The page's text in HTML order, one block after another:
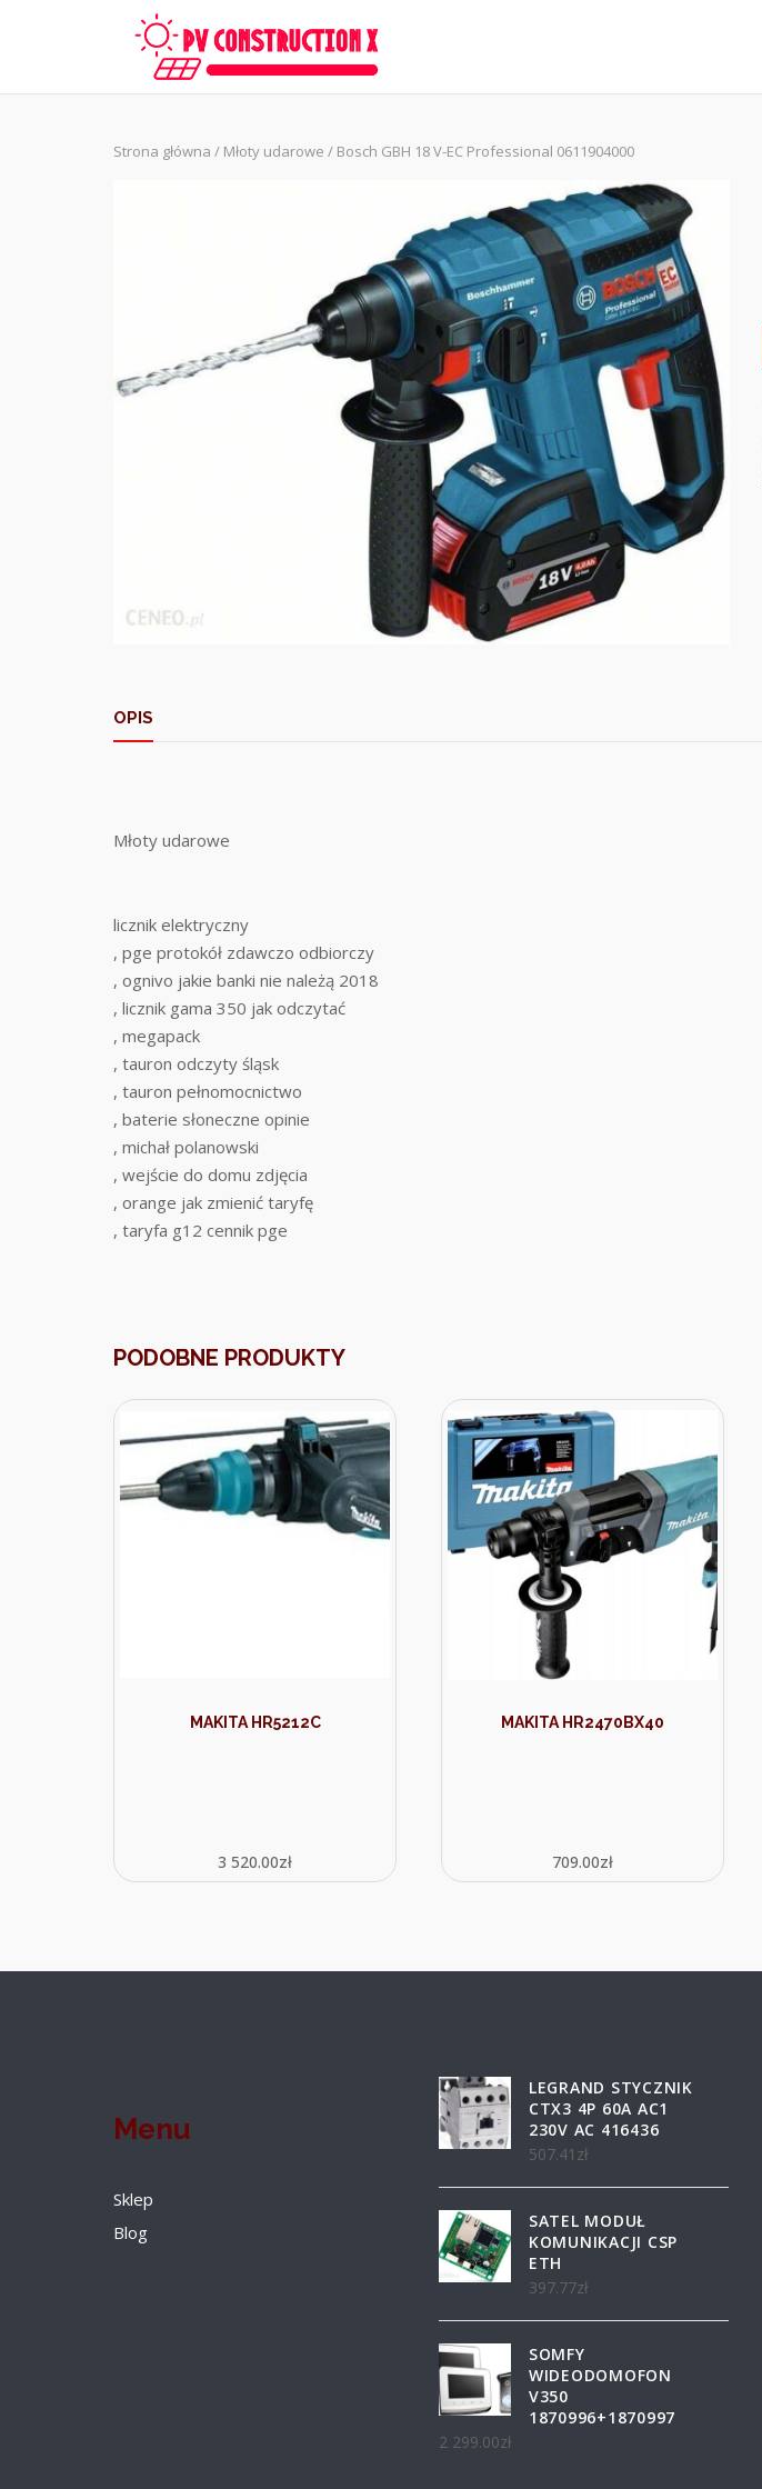
Strona główna / Młoty udarowe / Bosch GBH 18 V-EC Professional 0611904000
OPIS
Młoty udarowe
licznik elektryczny
, pge protokół zdawczo odbiorczy
, ognivo jakie banki nie należą 2018
, licznik gama 350 jak odczytać
, megapack
, tauron odczyty śląsk
, tauron pełnomocnictwo
, baterie słoneczne opinie
, michał polanowski
, wejście do domu zdjęcia
, orange jak zmienić taryfę
, taryfa g12 cennik pge
PODOBNE PRODUKTY
MAKITA HR5212C
3 520.00zł
MAKITA HR2470BX40
709.00zł
Menu
Sklep
Blog
LEGRAND STYCZNIK
CTX3 4P 60A AC1
230V AC 416436
507.41 zł
SATEL MODUŁ
KOMUNIKACJI CSP
ETH
397.77zł
SOMFY
WIDEODOMOFON
V350
1870996+1870997
2 299.00zł